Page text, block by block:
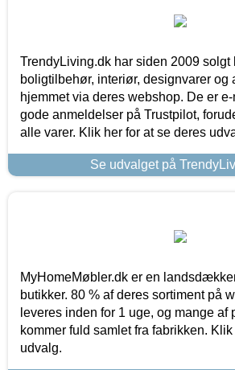
TrendyLiving.dk har siden 2009 solgt
boligtilbehør, interiør, designvarer og
hjemmet via deres webshop. De er
gode anmeldelser på Trustpilot,
alle varer. Klik her for at se deres
Se udvalget på
MyHomeMøbler.dk er en
butikker. 80 % af deres sortiment på
leveres inden for 1 uge, og mange af
kommer fuld samlet fra fabrikken.
udvalg.